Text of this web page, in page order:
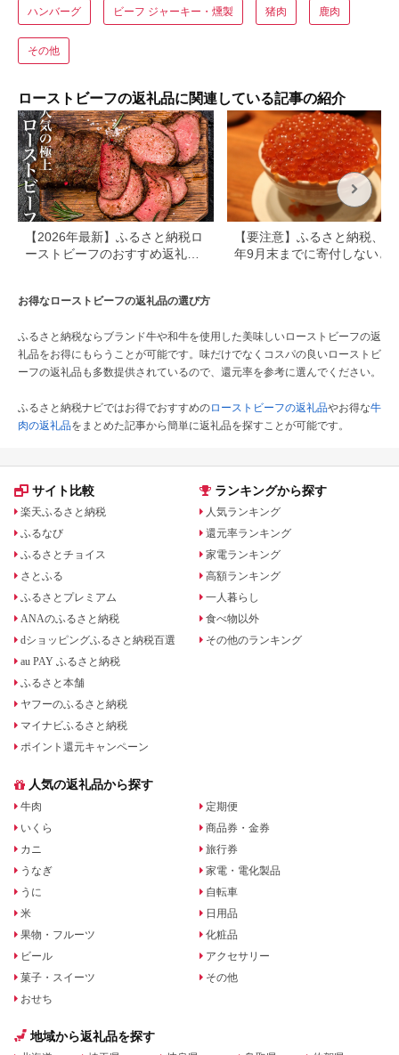
ハンバーグ ビーフ ジャーキー・燻製 猪肉 鹿肉
その他
ローストビーフの返礼品に関連している記事の紹介
【2026年最新】ふるさと納税ロ
ーストビーフのおすすめ返礼品
【要注意】ふるさと納税、
年9月末までに寄付しないと
お得なローストビーフの返礼品の選び方
ふるさと納税ならブランド牛や和牛を使用した美味しいローストビーフの返
礼品をお得にもらうことが可能です。味だけでなくコスパの良いローストビ
ーフの返礼品も多数提供されているので、還元率を参考に選んでください。
ふるさと納税ナビではお得でおすすめのローストビーフの返礼品やお得な牛
肉の返礼品をまとめた記事から簡単に返礼品を探すことが可能です。
サイト比較
楽天ふるさと納税
ふるなび
ふるさとチョイス
さとふる
ふるさとプレミアム
ANAのふるさと納税
dショッピングふるさと納税百選
au PAY ふるさと納税
ふるさと本舗
ヤフーのふるさと納税
マイナビふるさと納税
ポイント還元キャンペーン
ランキングから探す
人気ランキング
還元率ランキング
家電ランキング
高額ランキング
一人暮らし
食べ物以外
その他のランキング
人気の返礼品から探す
牛肉
いくら
カニ
うなぎ
うに
米
果物・フルーツ
ビール
菓子・スイーツ
おせち
定期便
商品券・金券
旅行券
家電・電化製品
自転車
日用品
化粧品
アクセサリー
その他
地域から返礼品を探す